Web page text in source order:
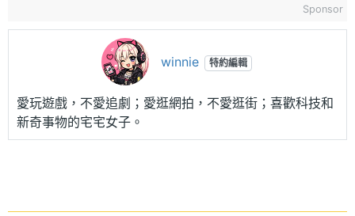
Sponsor
winnie 特約編輯
愛玩遊戲，不愛追劇；愛逛網拍，不愛逛街；喜歡科技和
新奇事物的宅宅女子。